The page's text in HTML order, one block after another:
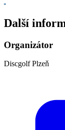
Další
Organizátor
Discgolf Plzeň